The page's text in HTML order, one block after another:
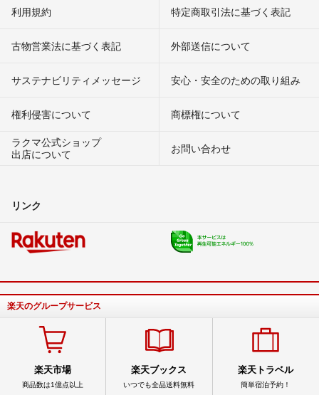
利用規約 特定商取引法に基づく表記
古物営業法に基づく表記 外部送信について
サステナビリティメッセージ 安心・安全のための取り組み
権利侵害について
商標権について
ラクマ公式ショップ
出店について
お問い合わせ
リンク
楽天のグループサービス
楽天市場
商品数は1億点以上
楽天ブックス
いつでも全品送料無料
楽天トラベル
簡単宿泊予約！